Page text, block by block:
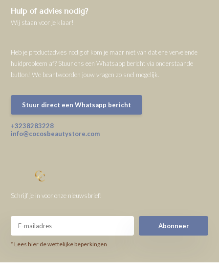
Hulp of advies nodig?
Wij staan voor je klaar!
Heb je productadvies nodig of kom je maar niet van dat ene vervelende
huidprobleem af? Stuur ons een Whatsapp bericht via onderstaande
button! We beantwoorden jouw vragen zo snel mogelijk.
Stuur direct een Whatsapp bericht
+3238283228
info@cocosbeautystore.com
Schrijf je in voor onze nieuwsbrief!
Abonneer
* Lees hier de wettelijke beperkingen